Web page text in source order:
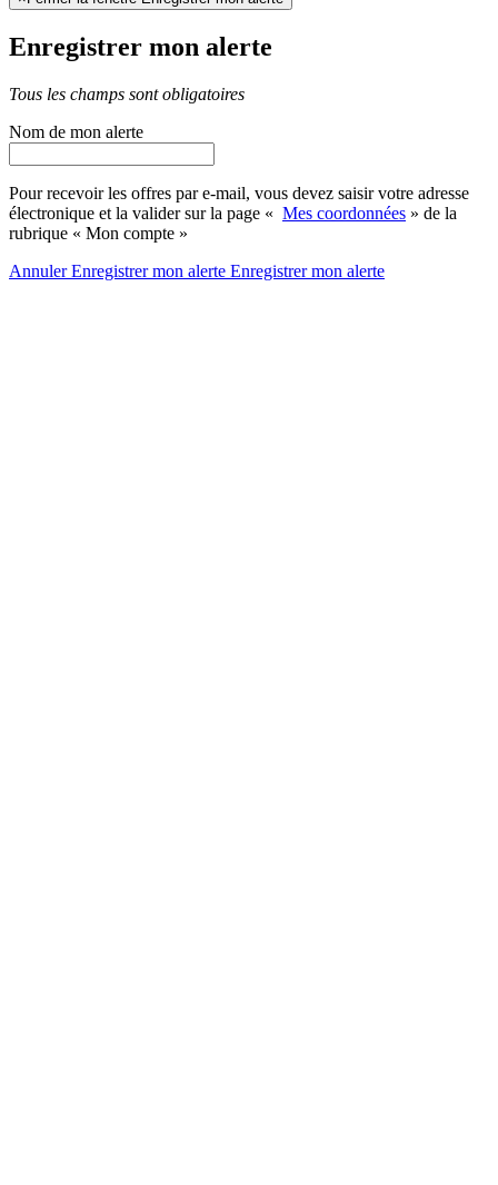
Enregistrer mon alerte
Tous les champs sont obligatoires
Nom de mon alerte
Pour recevoir les offres par e-mail, vous devez saisir votre adresse
électronique et la valider sur la page « Mes coordonnées » de la
rubrique « Mon compte »
AnnulerEnregistrer mon alerte Enregistrermon alerte